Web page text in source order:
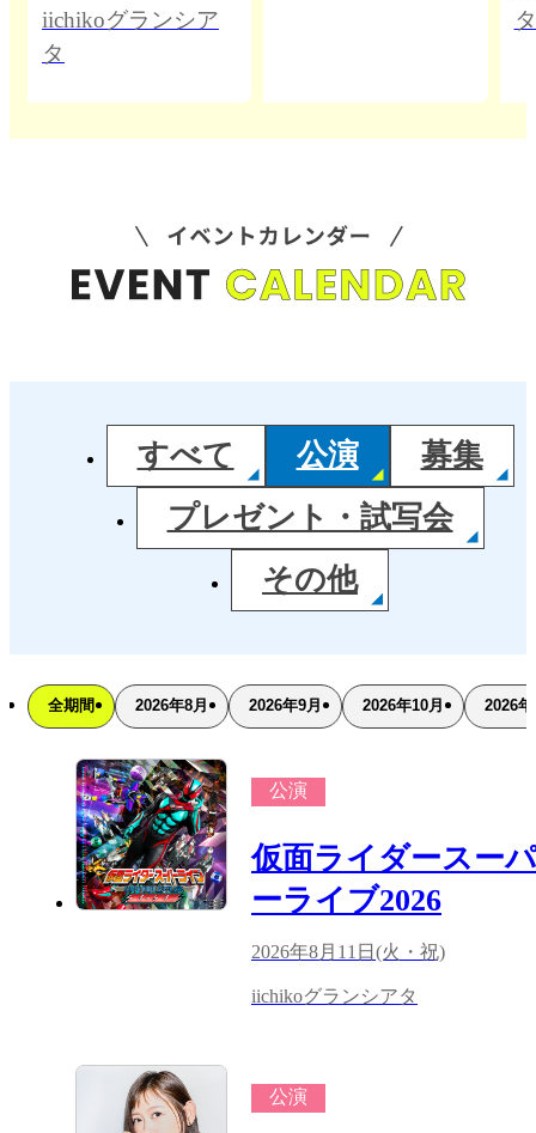
iichikoグランシア
タ
タ
すべて 公演
募集
プレゼント・試写会
その他
全期間 2026年8月 2026年9月 2026年10月 2026
公演
仮面ライダースーパ
ーライブ2026
2026年8月11日(火・祝)
iichikoグランシアタ
公演